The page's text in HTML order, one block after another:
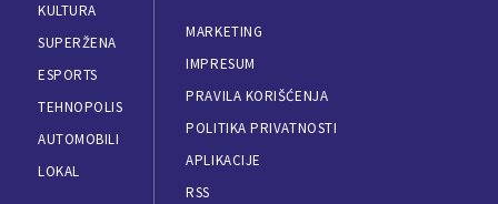
KULTURA
SUPERŽENA
ESPORTS
TEHNOPOLIS
AUTOMOBILI
LOKAL
MARKETING
IMPRESUM
PRAVILA KORIŠĆENJA
POLITIKA PRIVATNOSTI
APLIKACIJE
RSS